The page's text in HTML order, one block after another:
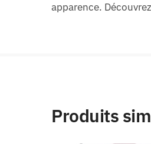
apparence.
Produits